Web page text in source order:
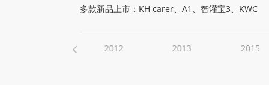
多款新品上市：KH carer、A1、智灌宝3、KWC
2012 2013 2015